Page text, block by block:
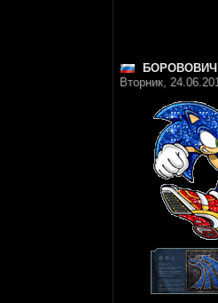
БОРОВОВИЧ
Вторник,